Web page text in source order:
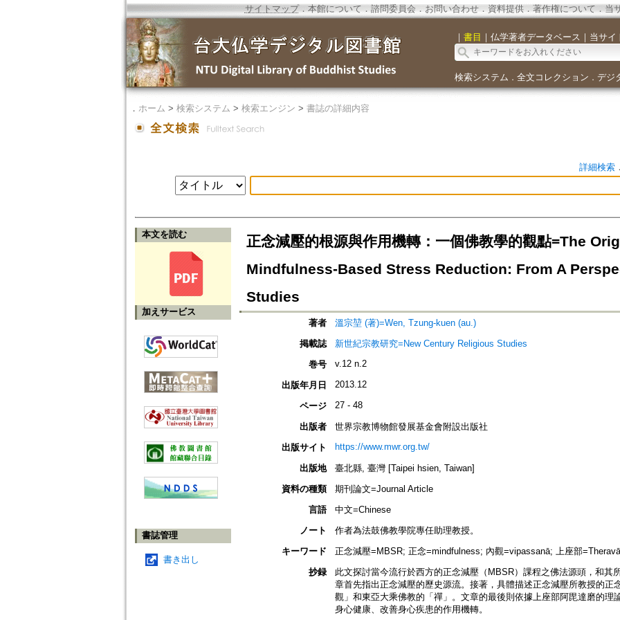
サイトマップ．本館について ． 諮問委員会． お問い合わせ． 資料提供． 著作権について．当
｜ 書目 ｜ 仏学著者データベース ｜ 当サイ
検索システム ． 全文コレクション ． デジ
． ホーム > 検索システム > 検索エンジン > 書誌の詳細内容
詳細検索
本文を読む
加えサービス
書誌管理
書き出し
正念減壓的根源與作用機轉：一個佛教學的觀點=The
Mindfulness-Based Stress Reduction: From A
Studies
著者
溫宗堃 (著)=Wen, Tzung-kuen (au.)
掲載誌
新世紀宗教研究=New Century Religious Studies
巻号
v.12 n.2
出版年月日 2013.12
ページ 27 - 48
出版者
世界宗教博物館發展基金會附設出版社
出版サイト
https://www.mwr.org.tw/
出版地
臺北縣, 臺灣 [Taipei hsien, Taiwan]
資料の種類
期刊論文=Journal Article
言語
中文=Chinese
ノート
作者為法鼓佛教學院專任助理教授。
キーワード
正念減壓=MBSR; 正念=mindfulness; 內觀=vipassanā; 上座部
抄録
此文探討當今流行於西方的正念減壓（MBSR）課程之佛法源頭，和其
章首先指出正念減壓的歷史源流。接著，具體描述正念減壓所教授的正
觀」和東亞大乘佛教的「禪」。文章的最後則依據上座部阿毘達磨的理
身心健康、改善身心疾患的作用機轉。